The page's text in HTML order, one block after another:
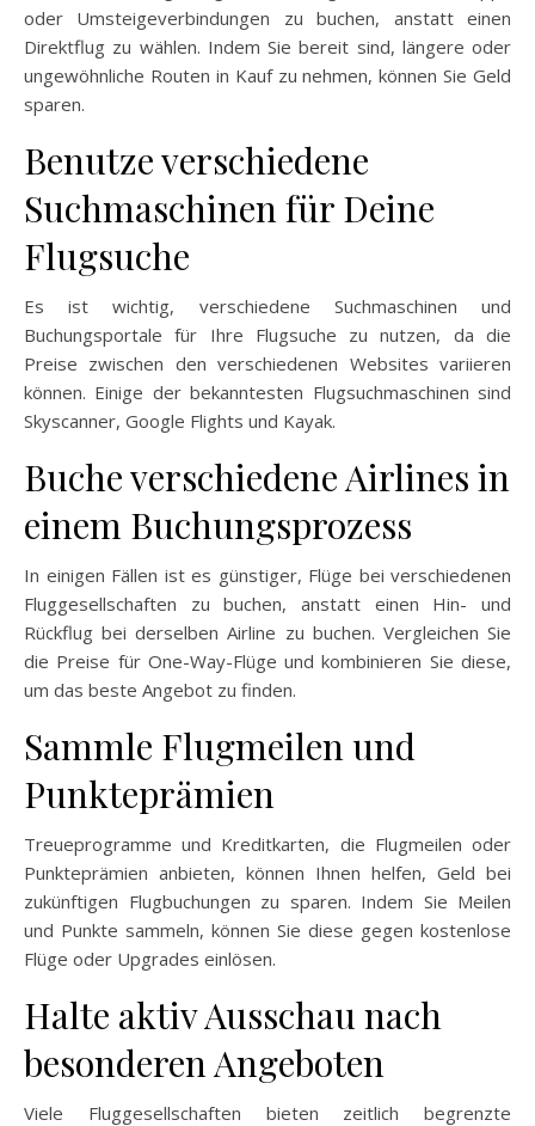
oder Umsteigeverbindungen zu buchen, anstatt einen
Direktflug zu wählen. Indem Sie bereit sind, längere oder
ungewöhnliche Routen in Kauf zu nehmen, können Sie Geld
sparen.
Benutze verschiedene
Suchmaschinen für Deine
Flugsuche
Es ist wichtig, verschiedene Suchmaschinen und
Buchungsportale für Ihre Flugsuche zu nutzen, da die
Preise zwischen den verschiedenen Websites variieren
können. Einige der bekanntesten Flugsuchmaschinen sind
Skyscanner, Google Flights und Kayak.
Buche verschiedene Airlines in
einem Buchungsprozess
In einigen Fällen ist es günstiger, Flüge bei verschiedenen
Fluggesellschaften zu buchen, anstatt einen Hin- und
Rückflug bei derselben Airline zu buchen. Vergleichen Sie
die Preise für One-Way-Flüge und kombinieren Sie diese,
um das beste Angebot zu finden.
Sammle Flugmeilen und
Punkteprämien
Treueprogramme und Kreditkarten, die Flugmeilen oder
Punkteprämien anbieten, können Ihnen helfen, Geld bei
zukünftigen Flugbuchungen zu sparen. Indem Sie Meilen
und Punkte sammeln, können Sie diese gegen kostenlose
Flüge oder Upgrades einlösen.
Halte aktiv Ausschau nach
besonderen Angeboten
Viele Fluggesellschaften bieten zeitlich begrenzte